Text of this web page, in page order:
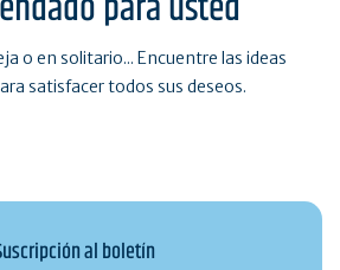
o en solitario... Encuentre las ideas
satisfacer todos sus deseos.
al boletín